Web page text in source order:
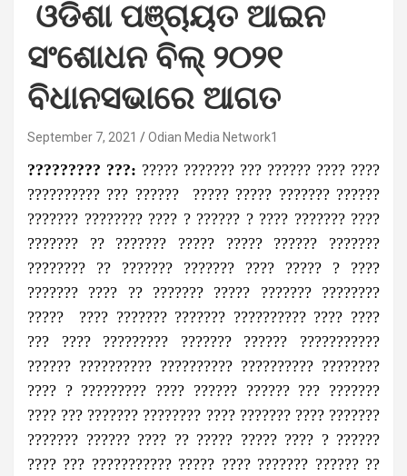
ଓଡିଶା ପଞ୍ଚାୟତ ଆଇନ
ସଂଶୋଧନ ବିଲ୍ ୨୦୨୧
ବିଧାନସଭାରେ ଆଗତ
September 7, 2021 Odian Media Network1
????????? ???: ????? ??????? ??? ?????? ???? ????
?????????? ??? ?????? ????? ????? ??????? ??????
??????? ???????? ???? ? ?????? ? ???? ??????? ????
??????? ?? ??????? ????? ????? ?????? ???????
???????? ?? ??????? ??????? ???? ????? ? ????
??????? ???? ?? ??????? ????? ??????? ????????
????? ???? ??????? ??????? ?????????? ???? ????
??? ???? ????????? ??????? ?????? ???????????
?????? ?????????? ?????????? ?????????? ????????
???? ? ????????? ???? ?????? ?????? ??? ???????
???? ??? ??????? ???????? ???? ??????? ???? ???????
??????? ?????? ???? ?? ????? ????? ???? ? ??????
???? ??? ??????????? ????? ???? ??????? ?????? ??